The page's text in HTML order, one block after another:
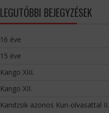
LEGUTÓBBI BEJEGYZÉSEK
16 éve
15 éve
Kango XIII.
Kango XII.
Kandzsik azonos Kun-olvasattal II.